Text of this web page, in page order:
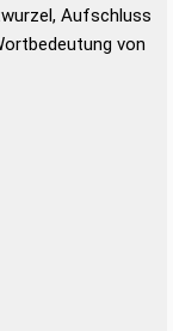
Aufschluss
von